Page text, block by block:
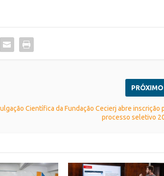
PRÓXIMO
Científica da Fundação Cecierj abre inscrição
processo seletivo